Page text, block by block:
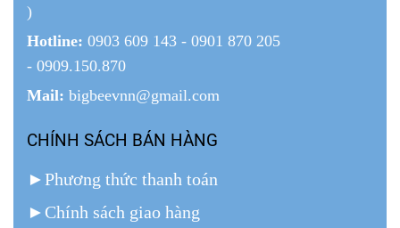
)
Hotline: 0903 609 143 - 0901 870 205
- 0909.150.870
Mail: bigbeevnn@gmail.com
CHÍNH SÁCH BÁN HÀNG
►Phương thức thanh toán
► Chính sách giao hàng